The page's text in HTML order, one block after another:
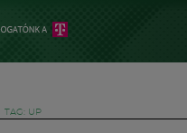
TAG: UP